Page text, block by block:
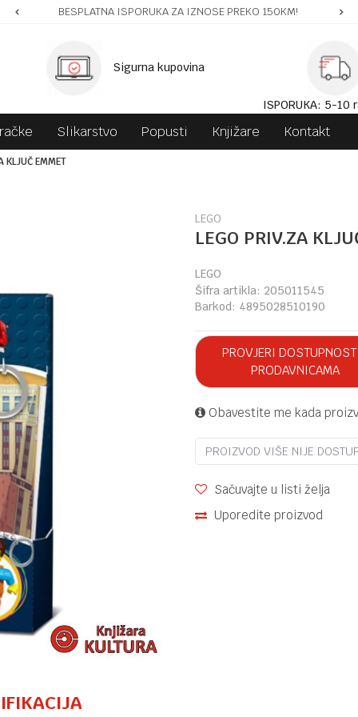
BESPLATNA ISPORUKA ZA IZNOSE PREKO 150KM!
Sigurna kupovina
ISPORUKA: 5-10
Slikarstvo Popusti Knjižare Kontakt
KLJUČ EMMET
LEGO
LEGO PRIV.ZA
LEGO
Šifra artikla: 205011545
Barkod: 4895028510190
PROVJERI
PRODAVNICAMA
Obavestite me kada
PROIZVOD VIŠE NIJE
Sačuvajte u listi želja
Uporedite proizvod